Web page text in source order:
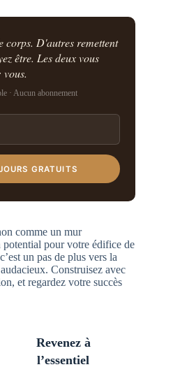
corps. D'autres remettent
être. Les deux vous
· Aucun abonnement
GRATUITS
comme un mur
pour votre édifice de
un pas de plus vers la
Construisez avec
et regardez votre succès
Revenez à
l’essentiel